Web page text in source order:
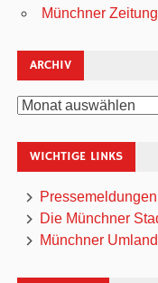
Münchner Zeitung
ARCHIV
Archiv
WICHTIGE LINKS
Pressemeldungen
Die Münchner
Münchner Umland